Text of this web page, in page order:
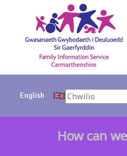
English Search
How can